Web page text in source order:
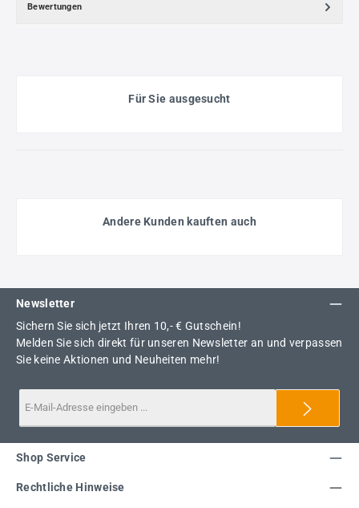
Bewertungen
Für Sie ausgesucht
Andere Kunden kauften auch
Newsletter
Sichern Sie sich jetzt Ihren 10,- € Gutschein!
Melden Sie sich direkt für unseren Newsletter an und verpassen
Sie keine Aktionen und Neuheiten mehr!
Shop Service
Rechtliche Hinweise